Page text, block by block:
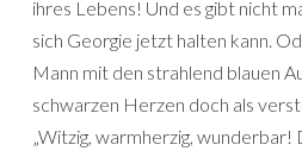
ihres Lebens! Und es gibt nicht
sich Georgie jetzt halten kann.
Mann mit den strahlend blauen
schwarzen Herzen doch als
„Witzig, warmherzig,